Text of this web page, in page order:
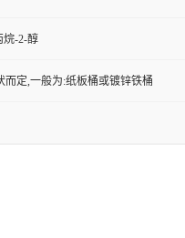
烷-2-醇
而定,一般为:纸板桶或镀锌铁桶